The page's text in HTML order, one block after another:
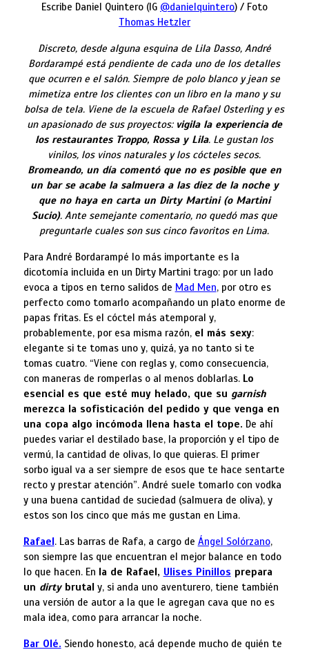
Escribe Daniel Quintero (IG @danielquintero) / Foto
Thomas Hetzler
Discreto, desde alguna esquina de Lila Dasso, André
Bordarampé está pendiente de cada uno de los detalles
que ocurren e el salón. Siempre de polo blanco y jean se
mimetiza entre los clientes con un libro en la mano y su
bolsa de tela. Viene de la escuela de Rafael Osterling y es
un apasionado de sus proyectos: vigila la experiencia de
los restaurantes Troppo, Rossa y Lila. Le gustan los
vinilos, los vinos naturales y los cócteles secos.
Bromeando, un día comentó que no es posible que en
un bar se acabe la salmuera a las diez de la noche y
que no haya en carta un Dirty Martini (o Martini
Sucio). Ante semejante comentario, no quedó mas que
preguntarle cuales son sus cinco favoritos en Lima.
Para André Bordarampé lo más importante es la
dicotomía incluida en un Dirty Martini trago: por un lado
evoca a tipos en terno salidos de Mad Men, por otro es
perfecto como tomarlo acompañando un plato enorme de
papas fritas. Es el cóctel más atemporal y,
probablemente, por esa misma razón, el más sexy:
elegante si te tomas uno y, quizá, ya no tanto si te
tomas cuatro. “Viene con reglas y, como consecuencia,
con maneras de romperlas o al menos doblarlas. Lo
esencial es que esté muy helado, que su garnish
merezca la sofisticación del pedido y que venga en
una copa algo incómoda llena hasta el tope. De ahí
puedes variar el destilado base, la proporción y el tipo de
vermú, la cantidad de olivas, lo que quieras. El primer
sorbo igual va a ser siempre de esos que te hace sentarte
recto y prestar atención”. André suele tomarlo con vodka
y una buena cantidad de suciedad (salmuera de oliva), y
estos son los cinco que más me gustan en Lima.
Rafael. Las barras de Rafa, a cargo de Ángel Solórzano,
son siempre las que encuentran el mejor balance en todo
lo que hacen. En la de Rafael, Ulises Pinillos prepara
un dirtybrutaly, si anda uno aventurero, tiene también
una versión de autor a la que le agregan cava que no es
mala idea, como para arrancar la noche.
Bar Olé. Siendo honesto, acá depende mucho de quién te